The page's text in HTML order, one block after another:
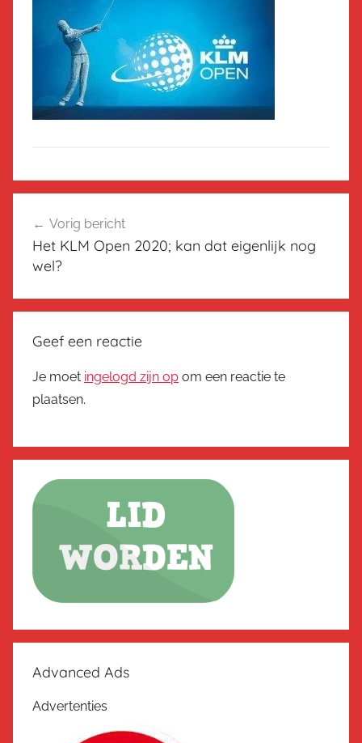
navigatie
Vorig bericht
Het KLM Open 2020; kan dat eigenlijk nog
wel?
Geef een reactie
Je moet ingelogd zijn op om een reactie te
plaatsen.
Advanced Ads
Advertenties